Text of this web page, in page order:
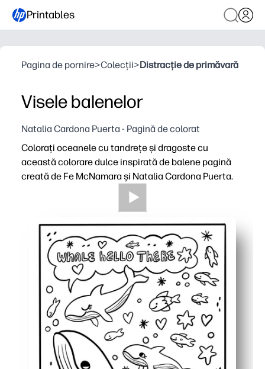
Printables
Pagina de pornire>Colecții>Distracție de primăvară
Visele balenelor
Natalia Cardona Puerta - Pagină de colorat
Colorați oceanele cu tandrețe și dragoste cu
această colorare dulce inspirată de balene pagină
creată de Fe McNamara și Natalia Cardona Puerta.